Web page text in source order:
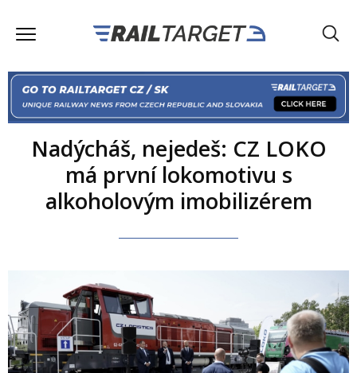
Nadýcháš, nejedeš: CZ LOKO
má první lokomotivu s
alkoholovým imobilizérem